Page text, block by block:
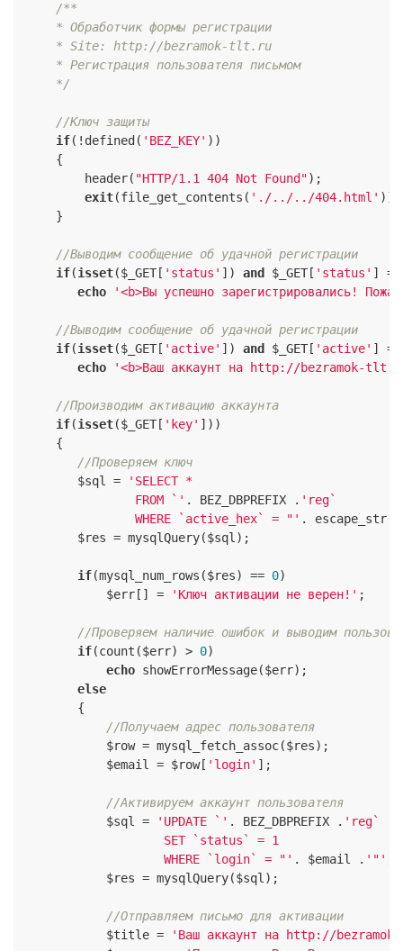
/**
     * Обработчик формы регистрации
     * Site: http://bezramok-tlt.ru
     * Регистрация пользователя письмом
     */
//Ключ защиты
if(!defined( 'BEZ_KEY' ))
     {
         header(
"HTTP/1.1 404 Not Found");
exit(file_get_contents( './../../404.html' ));
     }
//Выводим сообщение об удачной регистрации
if(isset($_GET[ 'status' ]) and $_GET[ 'status' ]
echo
'<b>Вы успешно зарегистрировались!
//Выводим сообщение об удачной регистрации
if(isset($_GET[ 'active' ]) and $_GET[ 'active' ]
echo
'<b>Ваш аккаунт на http://bezramok-
//Производим активацию аккаунта
if(isset($_GET[ 'key' ]))
     {
//Проверяем ключ
        $sql =
'SELECT *
                FROM `'
. BEZ_DBPREFIX . 'reg`
                WHERE `active_hex` = "'
.
        $res = mysqlQuery($sql);
if(mysql_num_rows($res) == 0)
            $err[] =
'Ключ активации не верен!' ;
//Проверяем наличие ошибок и выводим
if(count($err) > 0)
echo showErrorMessage($err);
else
        {
//Получаем адрес пользователя
            $row = mysql_fetch_assoc($res);
            $email = $row[
'login' ];
//Активируем аккаунт пользователя
            $sql =
'UPDATE `' . BEZ_DBPREFIX . 'reg`
                    SET `status` = 1
                    WHERE `login` = "'
. $email . '"'
            $res = mysqlQuery($sql);
//Отправляем письмо для активации
            $title =
'Ваш аккаунт на http://